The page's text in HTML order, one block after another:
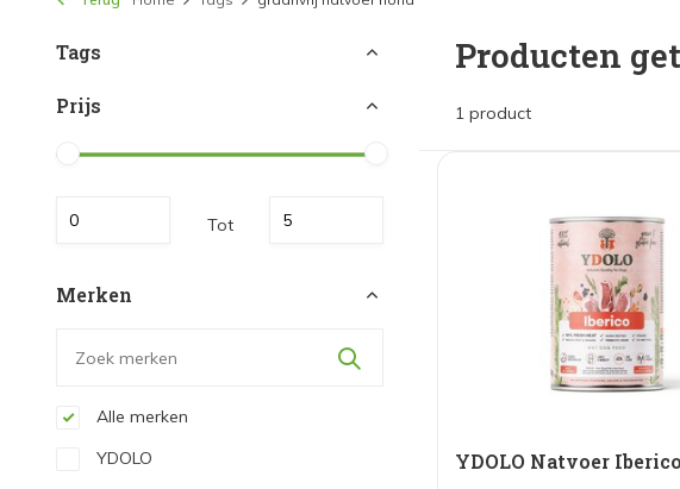
Tags
Prijs
Tot
Merken
Alle merken
YDOLO
Producten
1 product
YDOLO Natvoer Iberico